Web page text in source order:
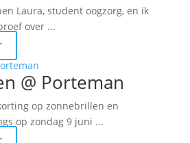
Laura, student oogzorg, en ik
over ...
@ Porteman
op zonnebrillen en
op zondag 9 juni ...